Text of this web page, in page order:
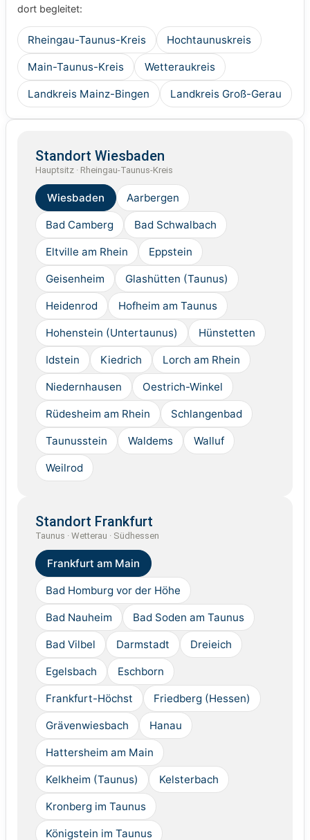
dort begleitet:
Rheingau-Taunus-Kreis Hochtaunuskreis
Main-Taunus-Kreis Wetteraukreis
Landkreis Mainz-Bingen Landkreis Groß-Gerau
Standort Wiesbaden
Hauptsitz · Rheingau-Taunus-Kreis
Wiesbaden Aarbergen
Bad Camberg Bad Schwalbach
Eltville am Rhein Eppstein
Geisenheim Glashütten (Taunus)
Heidenrod Hofheim am Taunus
Hohenstein (Untertaunus) Hünstetten
Idstein Kiedrich Lorch am Rhein
Niedernhausen Oestrich-Winkel
Rüdesheim am Rhein Schlangenbad
Taunusstein Waldems Walluf
Weilrod
Standort Frankfurt
Taunus · Wetterau · Südhessen
Frankfurt am Main
Bad Homburg vor der Höhe
Bad Nauheim Bad Soden am Taunus
Bad Vilbel Darmstadt Dreieich
Egelsbach Eschborn
Frankfurt-Höchst Friedberg (Hessen)
Grävenwiesbach Hanau
Hattersheim am Main
Kelkheim (Taunus) Kelsterbach
Kronberg im Taunus
Königstein im Taunus